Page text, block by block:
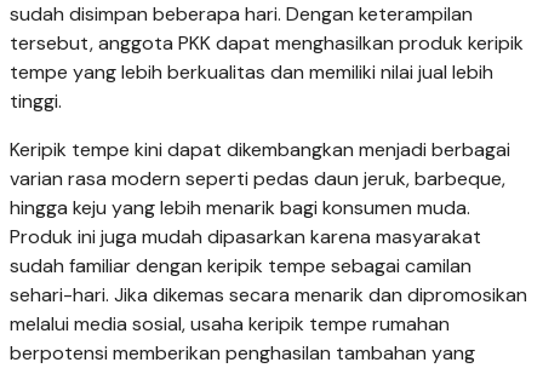
sudah disimpan beberapa hari. Dengan keterampilan
tersebut, anggota PKK dapat menghasilkan produk keripik
tempe yang lebih berkualitas dan memiliki nilai jual lebih
tinggi.
Keripik tempe kini dapat dikembangkan menjadi berbagai
varian rasa modern seperti pedas daun jeruk, barbeque,
hingga keju yang lebih menarik bagi konsumen muda.
Produk ini juga mudah dipasarkan karena masyarakat
sudah familiar dengan keripik tempe sebagai camilan
sehari-hari. Jika dikemas secara menarik dan dipromosikan
melalui media sosial, usaha keripik tempe rumahan
berpotensi memberikan penghasilan tambahan yang